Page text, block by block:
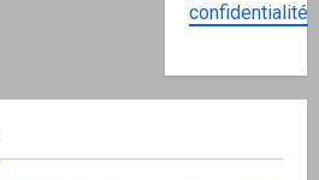
confidentialité